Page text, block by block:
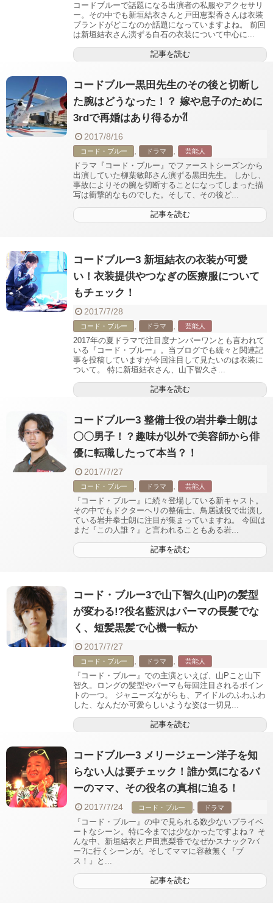
コードブルーで話題になる出演者の私服やアクセサリ
ー。その中でも新垣結衣さんと戸田恵梨香さんは衣装
ブランドがどこなのか話題になっていますよね。 前回
は新垣結衣さん演ずる白石の衣装について中心に...
記事を読む
コードブルー黒田先生のその後と切断し
た腕はどうなった！？ 嫁や息子のために
3rdで再婚はあり得るか⁈
2017/8/16
コード・ブルー , ドラマ , 芸能人
ドラマ『コード・ブルー』でファーストシーズンから
出演していた柳葉敏郎さん演ずる黒田先生。 しかし、
事故によりその腕を切断することになってしまった描
写は衝撃的なものでした。そして、その後ど...
記事を読む
コードブルー3 新垣結衣の衣装が可愛
い！衣装提供やつなぎの医療服について
もチェック！
2017/7/28
コード・ブルー , ドラマ , 芸能人
2017年の夏ドラマで注目度ナンバーワンとも言われて
いる『コード・ブルー』。当ブログでも続々と関連記
事を投稿していますが今回注目して見たいのは衣装に
ついて。 特に新垣結衣さん、山下智久さ...
記事を読む
コードブルー3 整備士役の岩井拳士朗は
〇〇男子！？趣味が以外で美容師から俳
優に転職したって本当？！
2017/7/27
コード・ブルー , ドラマ , 芸能人
『コード・ブルー』に続々登場している新キャスト。
その中でもドクターヘリの整備士、鳥居誠役で出演し
ている岩井拳士朗に注目が集まっていますね。 今回は
まだ『この人誰？』と言われることもある岩...
記事を読む
コード・ブルー3で山下智久(山P)の髪型
が変わる!?役名藍沢はパーマの長髪でな
く、短髪黒髪で心機一転か
2017/7/27
コード・ブルー , ドラマ , 芸能人
『コード・ブルー』での主演といえば、山Pこと山下
智久。ロングの髪型やパーマも毎回注目されるポイン
トの一つ。 ジャニーズながらも、アイドルのふわふわ
した、なんだか可愛らしいような姿は一切見...
記事を読む
コードブルー3 メリージェーン洋子を知
らない人は要チェック！誰か気になるバ
ーのママ、その役名の真相に迫る！
2017/7/24 コード・ブルー , ドラマ
『コード・ブルー』の中で見られる数少ないプライベ
ートなシーン。特に今までは少なかったですよね？ そ
んな中、新垣結衣と戸田恵梨香でなぜかスナック?バ
ー?に行くシーンが。そしてママに容赦無く『ブ
ス！』と...
記事を読む